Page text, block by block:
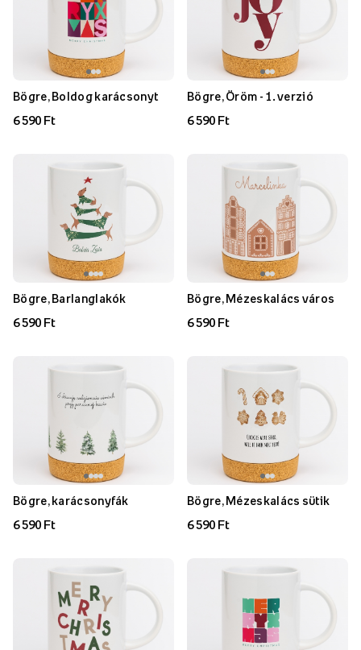
Bögre, Boldog karácsonyt
6 590 Ft
Bögre, Öröm - 1. verzió
6 590 Ft
Bögre, Barlanglakók
6 590 Ft
Bögre, Mézeskalács város
6 590 Ft
Bögre, karácsonyfák
6 590 Ft
Bögre, Mézeskalács sütik
6 590 Ft